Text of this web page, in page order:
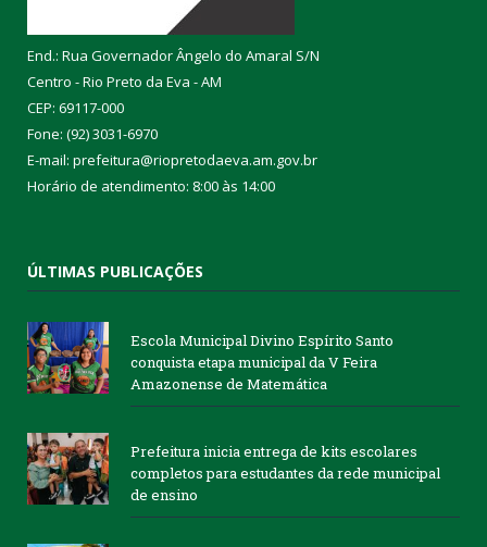
End.: Rua Governador Ângelo do Amaral S/N
Centro - Rio Preto da Eva - AM
CEP: 69117-000
Fone: (92) 3031-6970
E-mail: prefeitura@riopretodaeva.am.gov.br
Horário de atendimento: 8:00 às 14:00
ÚLTIMAS PUBLICAÇÕES
Escola Municipal Divino Espírito Santo
conquista etapa municipal da V Feira
Amazonense de Matemática
Prefeitura inicia entrega de kits escolares
completos para estudantes da rede municipal
de ensino